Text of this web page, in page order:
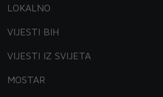
LOKALNO
VIJESTI BIH
VIJESTI IZ SVIJETA
MOSTAR